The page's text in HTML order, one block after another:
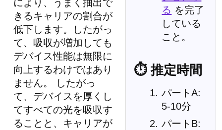
る を完了
している
こと。
⏱ 推定時間
パートA:
5-10分
パートB:
により、うまく抽出で
きるキャリアの割合が
低下します。したがっ
て、吸収が増加しても
デバイス性能は無限に
向上するわけではあり
ません。 したがっ
て、デバイスを厚くし
てすべての光を吸収す
ることと、キャリアが